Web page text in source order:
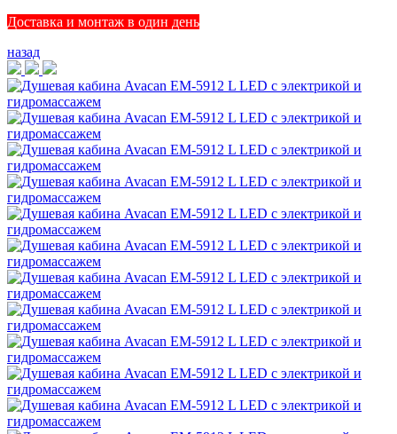
Доставка и монтаж в один день
назад